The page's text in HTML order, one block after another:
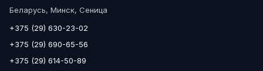
Беларусь, Минск, Сеница
+375 (29) 630-23-02
+375 (29) 690-65-56
+375 (29) 614-50-89